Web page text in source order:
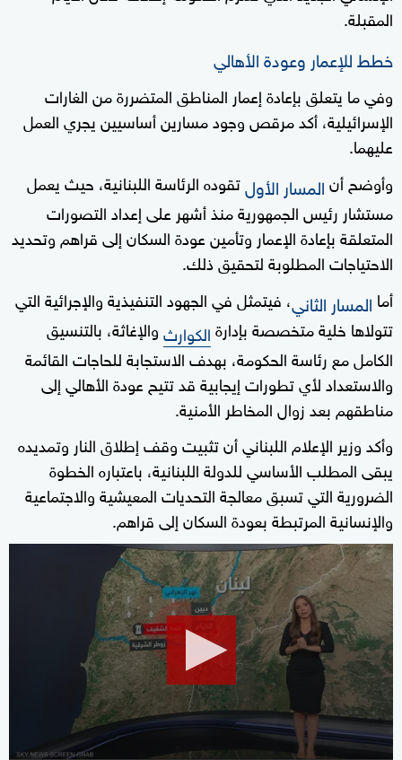
المقبلة.
خطط للإعمار وعودة الأهالي
وفي ما يتعلق بإعادة إعمار المناطق المتضررة من الغارات
الإسرائيلية، أكد مرقص وجود مسارين أساسيين يجري العمل
عليهما.
وأوضح أنالمسار الأولتقوده الرئاسة اللبنانية، حيث يعمل
مستشار رئيس الجمهورية منذ أشهر على إعداد التصورات
المتعلقة بإعادة الإعمار وتأمين عودة السكان إلى قراهم وتحديد
الاحتياجات المطلوبة لتحقيق ذلك.
أما المسار الثاني، فيتمثل في الجهود التنفيذية والإجرائية التي
تتولاها خلية متخصصة بإدارةالكوارثوالإغاثة، بالتنسيق
الكامل مع رئاسة الحكومة، بهدف الاستجابة للحاجات القائمة
والاستعداد لأي تطورات إيجابية قد تتيح عودة الأهالي إلى
مناطقهم بعد زوال المخاطر الأمنية.
وأكد وزير الإعلام اللبناني أن تثبيت وقف إطلاق النار وتمديده
يبقى المطلب الأساسي للدولة اللبنانية، باعتباره الخطوة
الضرورية التي تسبق معالجة التحديات المعيشية والاجتماعية
والإنسانية المرتبطة بعودة السكان إلى قراهم.